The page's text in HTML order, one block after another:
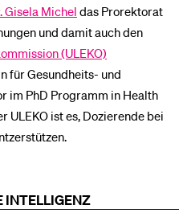
Gisela Michel das Prorektorat
und damit auch den
(ULEKO)
für Gesundheits- und
im PhD Programm in Health
ULEKO ist es, Dozierende bei
INTELLIGENZ